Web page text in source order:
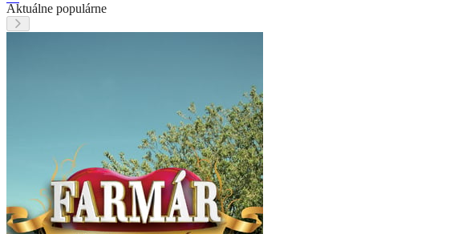
Aktuálne populárne